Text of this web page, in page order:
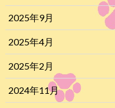
2025年9月
2025年4月
2025年2月
2024年11月